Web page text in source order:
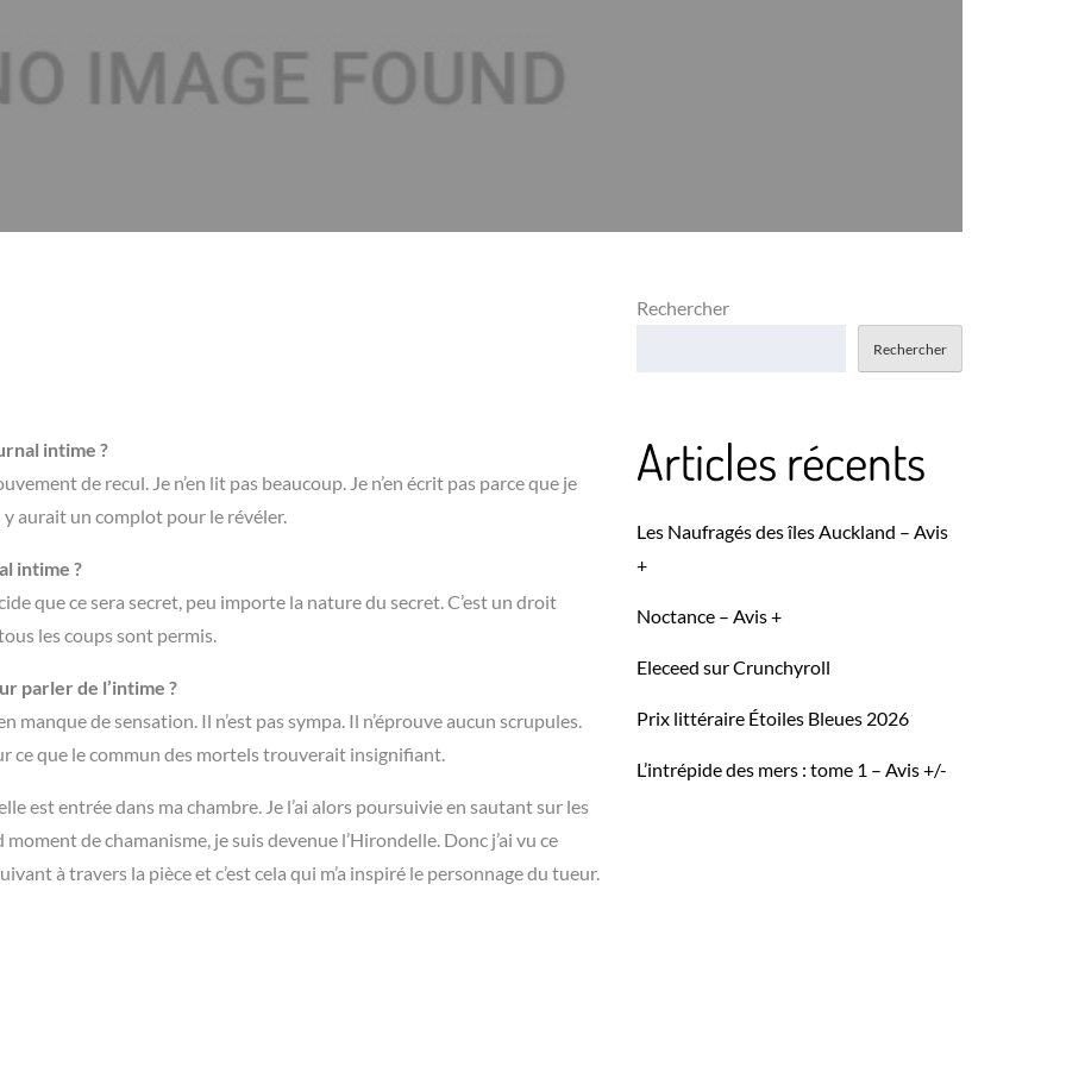
intime ?
de recul. Je n’en lit pas beaucoup. Je n’en écrit pas parce que je
aurait un complot pour le révéler.
intime ?
que ce sera secret, peu importe la nature du secret. C’est un droit
les coups sont permis.
parler de l’intime ?
de sensation. Il n’est pas sympa. Il n’éprouve aucun scrupules.
ce que le commun des mortels trouverait insignifiant.
est entrée dans ma chambre. Je l’ai alors poursuivie en sautant sur les
de chamanisme, je suis devenue l’Hirondelle. Donc j’ai vu ce
à travers la pièce et c’est cela qui m’a inspiré le personnage du tueur.
Rechercher
Rechercher
Articles récents
Les Naufragés des îles Auckland – Avis
+
Noctance – Avis +
Eleceed sur Crunchyroll
Prix littéraire Étoiles Bleues 2026
L’intrépide des mers : tome 1 – Avis +/-